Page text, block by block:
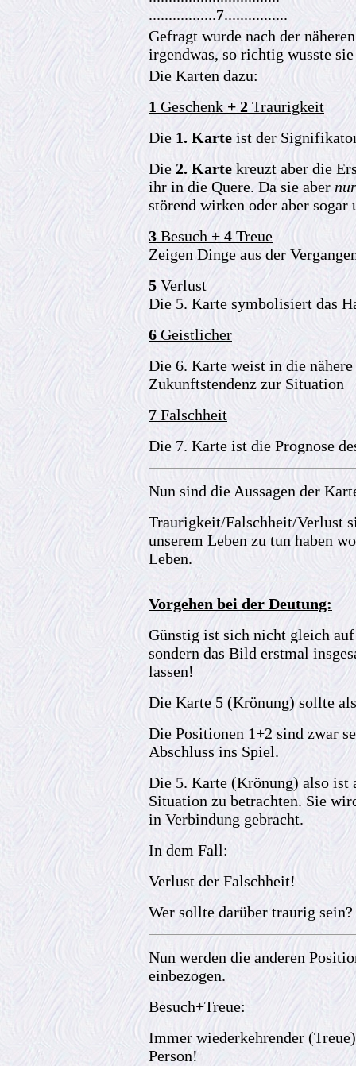
.................7................
Gefragt wurde nach der
irgendwas, so richtig wusste
Die Karten dazu:
1 Geschenk + 2 Traurigkeit
Die 1. Karte ist der
Die 2. Karte kreuzt aber die
ihr in die Quere. Da sie aber
störend wirken oder aber
3 Besuch + 4 Treue
Zeigen Dinge aus der
5 Verlust
Die 5. Karte symbolisiert das
6 Geistlicher
Die 6. Karte weist in die
Zukunftstendenz zur Situation
7 Falschheit
Die 7. Karte ist die Prognose
Nun sind die Aussagen der
Traurigkeit/Falschheit/Verlust
unserem Leben zu tun haben
Leben.
Vorgehen bei der Deutung:
Günstig ist sich nicht gleich
sondern das Bild erstmal
lassen!
Die Karte 5 (Krönung) sollte
Die Positionen 1+2 sind zwar
Abschluss ins Spiel.
Die 5. Karte (Krönung) also ist
Situation zu betrachten. Sie
in Verbindung gebracht.
In dem Fall:
Verlust der Falschheit!
Wer sollte darüber traurig sein?
Nun werden die anderen
einbezogen.
Besuch+Treue:
Immer wiederkehrender
Person!